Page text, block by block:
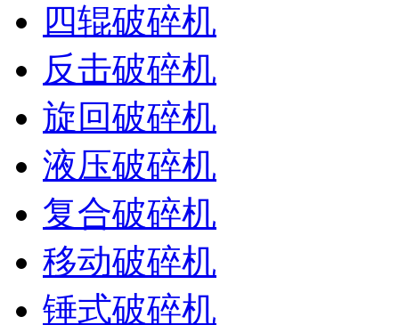
四辊破碎机
反击破碎机
旋回破碎机
液压破碎机
复合破碎机
移动破碎机
锤式破碎机